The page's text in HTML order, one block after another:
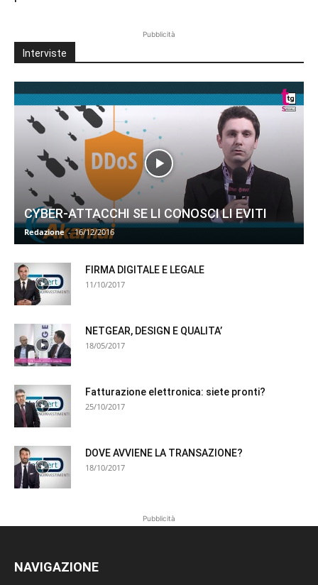
Pubblicità
Interviste
CYBER-ATTACCHI SE LI CONOSCI LI EVITI
Redazione - 16/12/2016
FIRMA DIGITALE E LEGALE
11/10/2017
NETGEAR, DESIGN E QUALITA’
18/05/2017
Fatturazione elettronica: siete pronti?
25/10/2017
DOVE AVVIENE LA TRANSAZIONE?
18/10/2017
Pubblicità
NAVIGAZIONE